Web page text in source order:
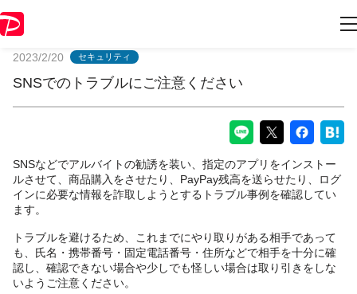
2023/2/20 セキュリティ
SNSでのトラブルにご注意ください
SNSなどでアルバイトの勧誘を装い、指定のアプリをインストー
ルさせて、商品購入をさせたり、PayPay残高を送らせたり、ログ
インに必要な情報を詐取しようとするトラブル事例を確認してい
ます。
トラブルを避けるため、これまでにやり取りがある相手であって
も、氏名・携帯番号・固定電話番号・住所などで相手を十分に確
認し、確認できない場合や少しでも怪しい場合は取り引きをしな
いようご注意ください。